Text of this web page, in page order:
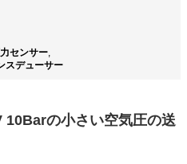
センサー,
スデューサー
の小さい空気圧の送